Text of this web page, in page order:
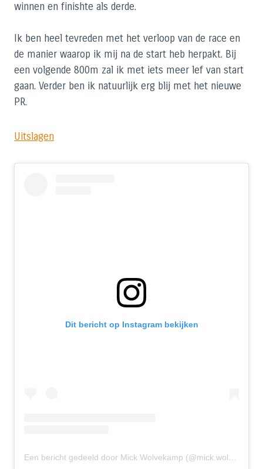
winnen en finishte als derde.
Ik ben heel tevreden met het verloop van de race en
de manier waarop ik mij na de start heb herpakt. Bij
een volgende 800m zal ik met iets meer lef van start
gaan. Verder ben ik natuurlijk erg blij met het nieuwe
PR.
Uitslagen
Dit bericht op Instagram bekijken